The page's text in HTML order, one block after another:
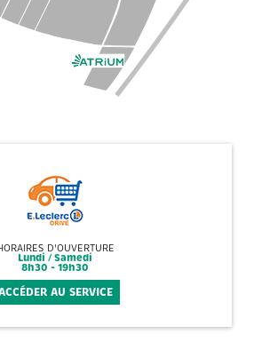
D'OUVERTURE
Lundi / Samedi
8h30 - 19h30
AU SERVICE